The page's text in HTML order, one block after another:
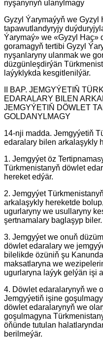
nyşanynyň ulanylmagy
Gyzyl Ýarymaýyň we Gyzyl
tapawutlandyryjy
Ýarymaý» we «Gyzyl Haç»
goramagyň tertibi Gyzyl
nyşanlaryny ulanmak we
düzgünleşdirýän
laýyklykda kesgitlenilýär.
II BAP. JEMGYÝETIŇ
EDARALARY BILEN
JEMGYÝETIŇ DÖWLET
GOLDANYLMAGY
14-nji madda. Jemgyýetiň
edaralary bilen arkalaşykly
1. Jemgyýet öz
Türkmenistanyň döwlet
hereket edýär.
2. Jemgyýet
arkalaşykly hereketde
ugurlaryny we usullaryny
şertnamalary baglaşyp biler.
3. Jemgyýet we onuň
döwlet edaralary we
bilelikde özüniň şu
maksatlaryna we
ugurlaryna laýyk gelýän işi
4. Döwlet edaralarynyň we
Jemgyýetiň işine
döwlet edaralarynyň we
goşulmagyna
öňünde tutulan
berilmeýär.